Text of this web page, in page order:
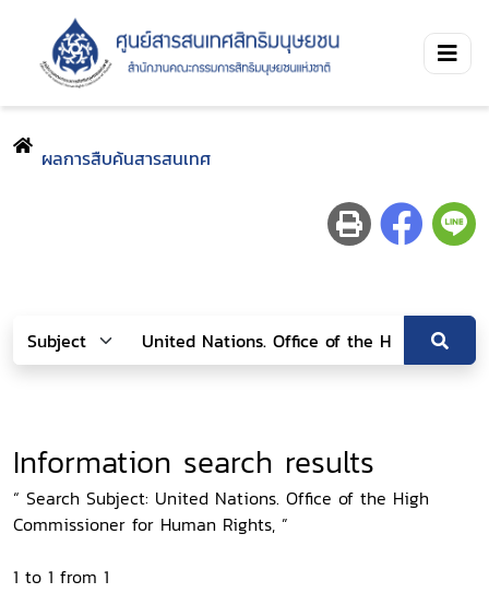
ผลการสืบค้นสารสนเทศ
Information search results
“ Search Subject: United Nations. Office of the High
Commissioner for Human Rights, ”
1 to 1 from 1